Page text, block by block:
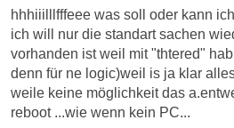
hhhiiilllfffeee was soll oder kann
ich will nur die standart sachen
vorhanden ist weil mit "thtered"
denn für ne logic)weil is ja klar
weile keine möglichkeit das
reboot ...wie wenn kein PC...